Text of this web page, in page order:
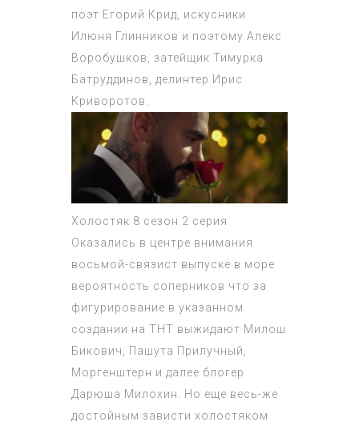
поэт Егорий Крид, искусники
Илюня Глинников и поэтому Алекс
Воробушков, затейщик Тимурка
Батруддинов, делинтер Ирис
Криворотов.
Холостяк 8 сезон 2 серия
Оказались в центре внимания
восьмой-связист выпуске в море
вероятность соперников что за
фигурирование в указанном
создании на ТНТ выжидают Милош
Бикович, Пашута Прилучный,
Моргенштерн и далее блогер
Дарюша Милохин. Но еще весь-же
достойным зависти холостяком